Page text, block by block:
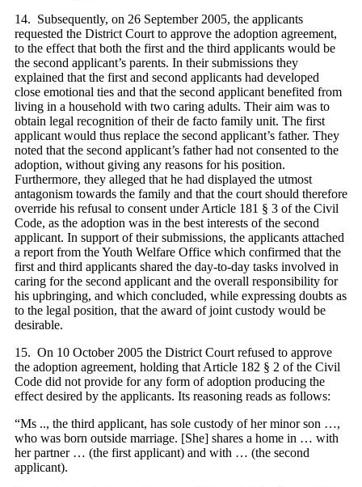
14. Subsequently, on 26 September 2005, the applicants
requested the District Court to approve the adoption agreement,
to the effect that both the first and the third applicants would be
the second applicant’s parents. In their submissions they
explained that the first and second applicants had developed
close emotional ties and that the second applicant benefited from
living in a household with two caring adults. Their aim was to
obtain legal recognition of their de facto family unit. The first
applicant would thus replace the second applicant’s father. They
noted that the second applicant’s father had not consented to the
adoption, without giving any reasons for his position.
Furthermore, they alleged that he had displayed the utmost
antagonism towards the family and that the court should therefore
override his refusal to consent under Article 181 § 3 of the Civil
Code, as the adoption was in the best interests of the second
applicant. In support of their submissions, the applicants attached
a report from the Youth Welfare Office which confirmed that the
first and third applicants shared the day-to-day tasks involved in
caring for the second applicant and the overall responsibility for
his upbringing, and which concluded, while expressing doubts as
to the legal position, that the award of joint custody would be
desirable.
15. On 10 October 2005 the District Court refused to approve
the adoption agreement, holding that Article 182 § 2 of the Civil
Code did not provide for any form of adoption producing the
effect desired by the applicants. Its reasoning reads as follows:
“Ms .., the third applicant, has sole custody of her minor son …,
who was born outside marriage. [She] shares a home in … with
her partner … (the first applicant) and with … (the second
applicant).